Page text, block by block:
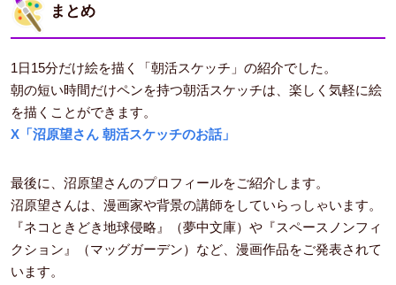
まとめ
1日15分だけ絵を描く「朝活スケッチ」の紹介でした。
朝の短い時間だけペンを持つ朝活スケッチは、楽しく気軽に絵
を描くことができます。
X「沼原望さん 朝活スケッチのお話」
最後に、沼原望さんのプロフィールをご紹介します。
沼原望さんは、漫画家や背景の講師をしていらっしゃいます。
『ネコときどき地球侵略』（夢中文庫）や『スペースノンフィ
クション』（マッグガーデン）など、漫画作品をご発表されて
います。